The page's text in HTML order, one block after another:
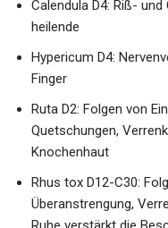
Calendula D4: Riß-
heilende
Hypericum D4:
Finger
Ruta D2: Folgen von
Quetschungen,
Knochenhaut
Rhus tox D12-C30:
Überanstrengung,